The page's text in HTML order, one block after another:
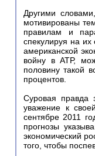
Другими
мотивированы
правилам и
спекулируя на
американской
войну в АТР,
половину такой
процентов.
Суровая правда
уважение к
сентябре 2011
прогнозы
экономический
того, чтобы